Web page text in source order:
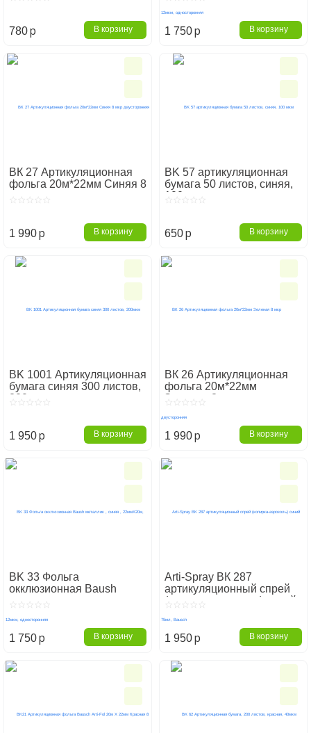
780p В корзину
односторонняя
1 750p В корзину
ВК 27 Артикуляционная
фольга 20м*22мм Синяя 8
1 990p В корзину
BK 57 артикуляционная
бумага 50 листов, синяя,
100 мкм
650p В корзину
BK 1001 Артикуляционная
бумага синяя 300 листов,
200мкм
1 950p В корзину
ВК 26 Артикуляционная
фольга 20м*22мм
Зеленая 8 мкр
1 990p В корзину
BK 33 Фольга
окклюзионная Baush
односторонняя
1 750p В корзину
Arti-Spray ВК 287
артикуляционный спрей
(копирка-аэрозоль) синий
1 950p В корзину